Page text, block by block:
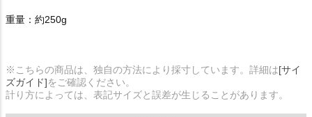
重量：約250g
※こちらの商品は、独自の方法により採寸しています。詳細は[サイ
ズガイド]をご確認ください。
計り方によっては、表記サイズと誤差が生じることがあります。